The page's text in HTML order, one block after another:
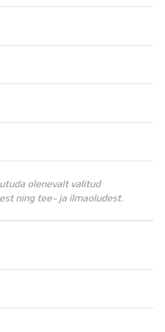
olenevalt valitud
ning tee- ja ilmaoludest.